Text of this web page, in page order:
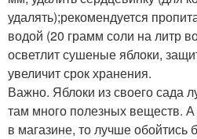
удалять);рекомендуется
водой (20 грамм соли на литр
осветлит сушеные яблоки,
увеличит срок хранения.
Важно. Яблоки из своего сада
там много полезных веществ.
в магазине, то лучше обойтись